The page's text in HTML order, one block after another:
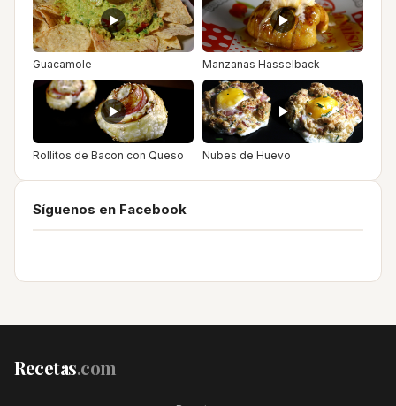
Guacamole Manzanas Hasselback
Rollitos de Bacon con Queso Nubes de Huevo
Síguenos en Facebook
Recetas.com